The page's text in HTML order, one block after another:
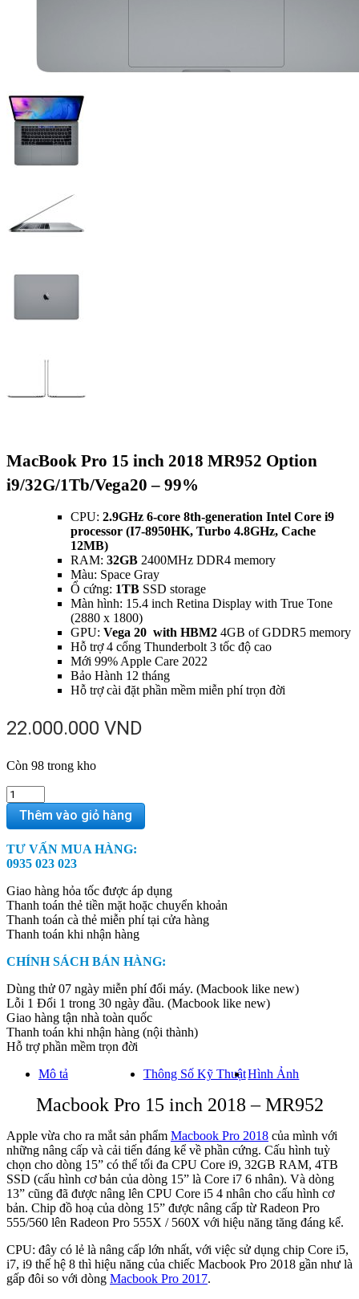
MacBook Pro 15 inch 2018 MR952 Option
i9/32G/1Tb/Vega20 – 99%
CPU: 2.9GHz 6-core 8th-generation Intel Core i9
processor (I7-8950HK, Turbo 4.8GHz, Cache
12MB)
RAM: 32GB 2400MHz DDR4 memory
Màu: Space Gray
Ổ cứng: 1TB SSD storage
Màn hình: 15.4 inch Retina Display with True Tone
(2880 x 1800)
GPU: Vega 20 with HBM2 4GB of GDDR5 memory
Hỗ trợ 4 cổng Thunderbolt 3 tốc độ cao
Mới 99% Apple Care 2022
Bảo Hành 12 tháng
Hỗ trợ cài đặt phần mềm miễn phí trọn đời
22.000.000 VND
Còn 98 trong kho
MacBook
Pro
2018
MR952
i9/32G/1Tb/Vega20
-
99%
quantity
Thêm vào giỏ hàng
TƯ VẤN MUA HÀNG:
0935 023 023
Giao hàng hỏa tốc được áp dụng
Thanh toán thẻ tiền mặt hoặc chuyển khoản
Thanh toán cà thẻ miễn phí tại cửa hàng
Thanh toán khi nhận hàng
CHÍNH SÁCH BÁN HÀNG:
Dùng thử 07 ngày miễn phí đổi máy. (Macbook like new)
Lỗi 1 Đổi 1 trong 30 ngày đầu. (Macbook like new)
Giao hàng tận nhà toàn quốc
Thanh toán khi nhận hàng (nội thành)
Hỗ trợ phần mềm trọn đời
Mô tả
Thông Số Kỹ ThuậtHình Ảnh
Macbook Pro 15 inch 2018 – MR952
Apple vừa cho ra mắt sản phẩm Macbook Pro 2018 của mình với
những nâng cấp và cải tiến đáng kể về phần cứng. Cấu hình tuỳ
chọn cho dòng 15” có thể tối đa CPU Core i9, 32GB RAM, 4TB
SSD (cấu hình cơ bản của dòng 15” là Core i7 6 nhân). Và dòng
13” cũng đã được nâng lên CPU Core i5 4 nhân cho cấu hình cơ
bản. Chip đồ hoạ của dòng 15” được nâng cấp từ Radeon Pro
555/560 lên Radeon Pro 555X / 560X với hiệu năng tăng đáng kể.
CPU: đây có lẻ là nâng cấp lớn nhất, với việc sử dụng chip Core i5,
i7, i9 thế hệ 8 thì hiệu năng của chiếc Macbook Pro 2018 gần như là
gấp đôi so với dòng Macbook Pro 2017.